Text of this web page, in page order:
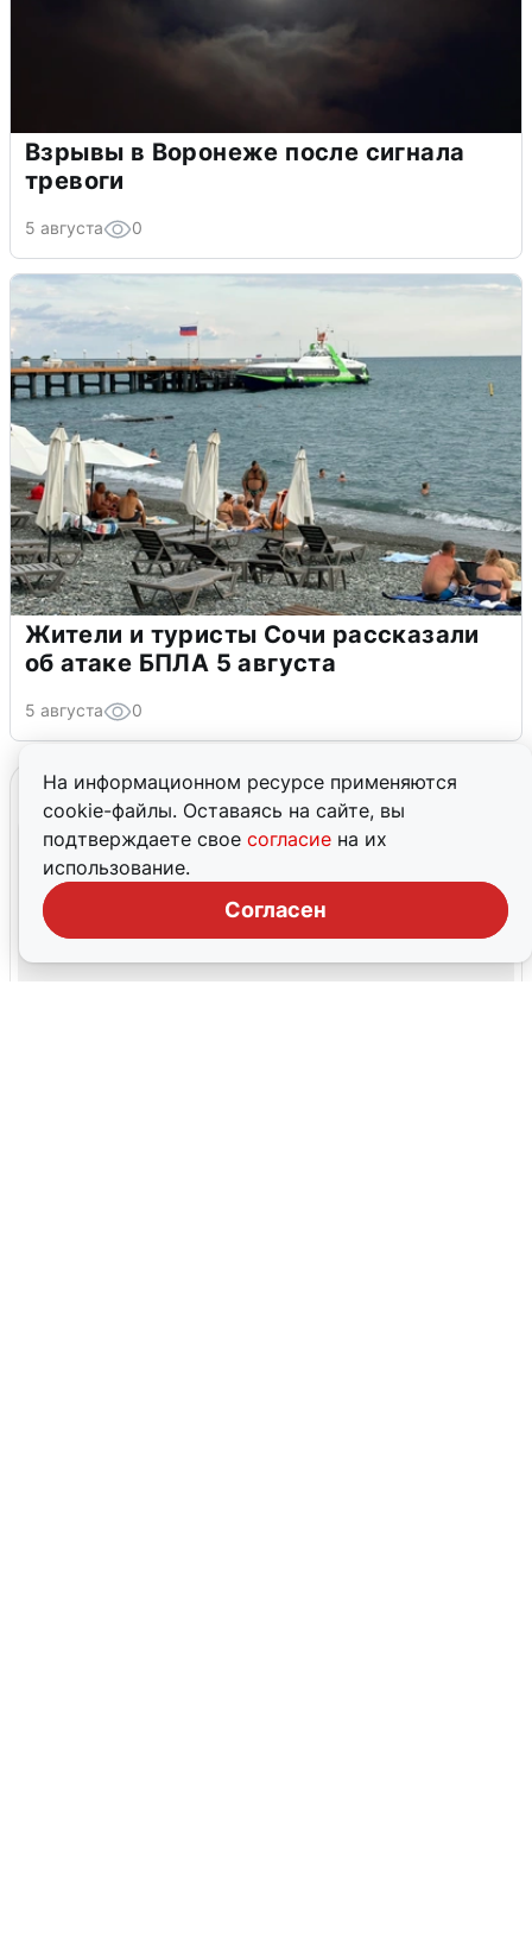
На информационном ресурсе применяются
cookie-файлы. Оставаясь на сайте, вы
подтверждаете свое согласие на их
использование.
Согласен
Взрывы в Воронеже после сигнала
тревоги
5 августа 0
Жители и туристы Сочи рассказали
об атаке БПЛА 5 августа
5 августа 0